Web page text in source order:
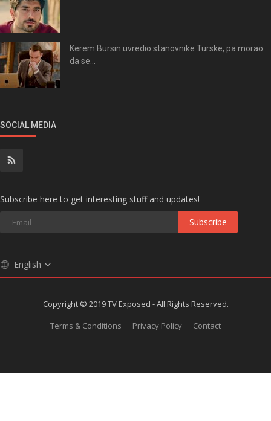
Kerem Bursin uvredio stanovnike Turske, pa morao
da se...
SOCIAL MEDIA
Subscribe here to get interesting stuff and updates!
Subscribe
English
Copyright © 2019 TV Exposed - All Rights Reserved.
Terms & Conditions
Privacy Policy Contact